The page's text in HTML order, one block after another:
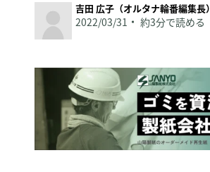
吉田 広子（オルタナ輪番編集長）
2022/03/31 約3分で読める